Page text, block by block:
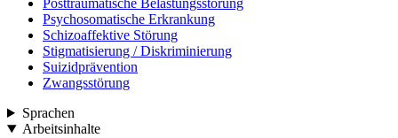
Posttraumatische Belastungsstörung
Psychosomatische Erkrankung
Schizoaffektive Störung
Stigmatisierung / Diskriminierung
Suizidprävention
Zwangsstörung
Sprachen
Arbeitsinhalte